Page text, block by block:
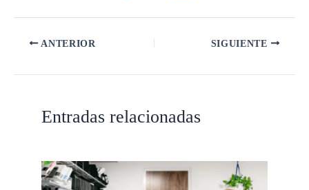
ANTERIOR SIGUIENTE
Entradas relacionadas